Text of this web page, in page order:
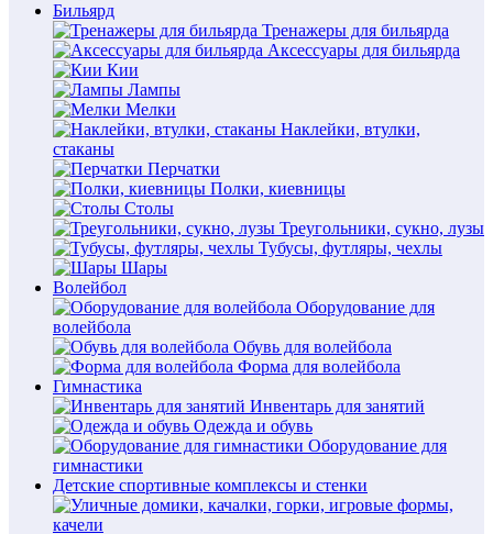
Бильярд
Тренажеры для бильярда
Аксессуары для бильярда
Кии
Лампы
Мелки
Наклейки, втулки,
стаканы
Перчатки
Полки, киевницы
Столы
Треугольники, сукно, лузы
Тубусы, футляры, чехлы
Шары
Волейбол
Оборудование для
волейбола
Обувь для волейбола
Форма для волейбола
Гимнастика
Инвентарь для занятий
Одежда и обувь
Оборудование для
гимнастики
Детские спортивные комплексы и стенки